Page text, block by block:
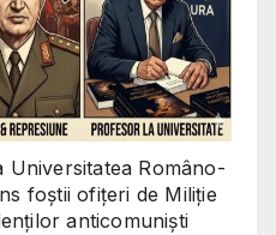
Universitatea Româno-
foștii ofițeri de Miliție
anticomuniști